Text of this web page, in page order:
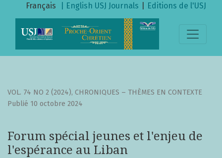
Forum spécial jeunes et l&#039;enjeu de
Français | English USJ Journals Editions de l'USJ
VOL. 74 NO 2 (2024), CHRONIQUES – THÈMES EN CONTEXTE
Forum spécial jeunes et l'enjeu de
l'espérance au Liban
Publié 10 octobre 2024